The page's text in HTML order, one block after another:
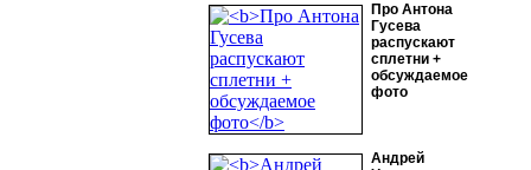
Про Антона
Гусева
распускают
сплетни +
обсуждаемое
фото
Андрей